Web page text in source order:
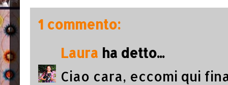
1 commento:
Laura ha detto...
Ciao cara, eccomi qui